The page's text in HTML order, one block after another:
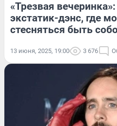
«Трезвая
экстатик-дэнс, где
стесняться быть
13 июня, 2025, 19:00 3 676